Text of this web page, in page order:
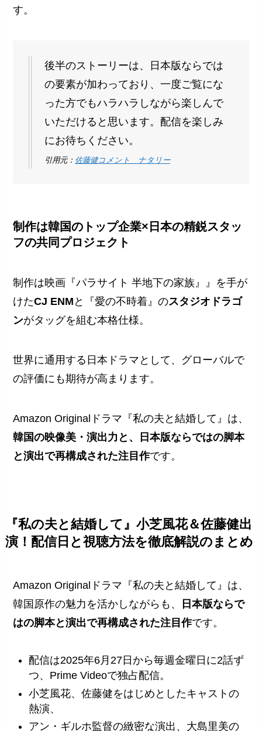
す。
後半のストーリーは、日本版ならでは
の要素が加わっており、一度ご覧にな
った方でもハラハラしながら楽しんで
いただけると思います。配信を楽しみ
にお待ちください。
引用元： 佐藤健コメント ナタリー
制作は韓国のトップ企業×日本の精鋭スタッ
フの共同プロジェクト
制作は映画『パラサイト 半地下の家族』』を手が
けたCJ ENM と『愛の不時着』のスタジオドラゴ
ンがタッグを組む本格仕様。
世界に通用する日本ドラマとして、グローバルで
の評価にも期待が高まります。
Amazon Originalドラマ『私の夫と結婚して』は、
韓国の映像美・演出力と、日本版ならではの脚本
と演出で再構成された注目作です。
『私の夫と結婚して』小芝風花＆佐藤健出
演！配信日と視聴方法を徹底解説のまとめ
Amazon Originalドラマ『私の夫と結婚して』は、
韓国原作の魅力を活かしながらも、
日本版ならで
はの脚本と演出で再構成された注目作です。
配信は2025年6月27日から毎週金曜日に2話ず
つ、Prime Videoで独占配信。
小芝風花、佐藤健をはじめとしたキャストの
熱演、
アン・ギルホ監督の緻密な演出、大島里美の